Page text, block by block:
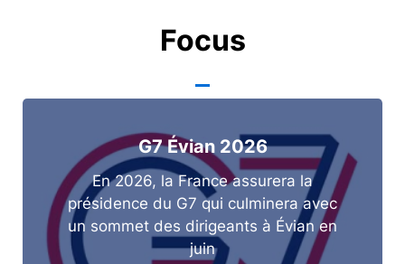
Focus
G7 Évian 2026
En 2026, la France assurera la
présidence du G7 qui culminera avec
un sommet des dirigeants à Évian en
juin